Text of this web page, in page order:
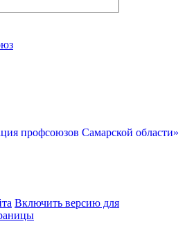
профсоюзов Самарской области»
Включить версию для